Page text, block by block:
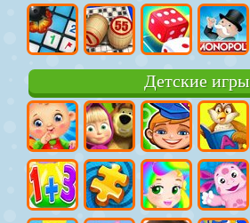
Детские игры